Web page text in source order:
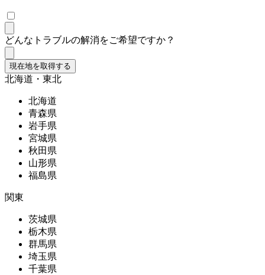
どんなトラブルの解消をご希望ですか？
現在地を取得する
北海道・東北
北海道
青森県
岩手県
宮城県
秋田県
山形県
福島県
関東
茨城県
栃木県
群馬県
埼玉県
千葉県